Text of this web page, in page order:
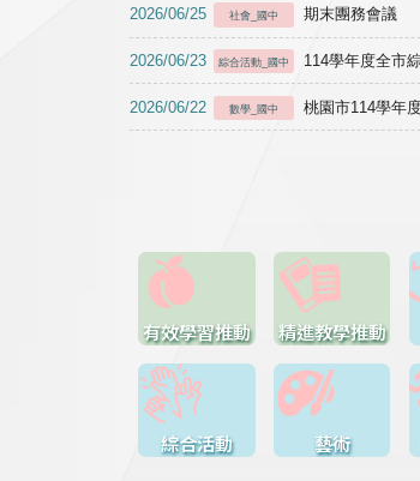
2026/06/25 社會_國中 期末團務會議
2026/06/23 綜合活動_國中 114學年度全市
2026/06/22 數學_國中 桃園市114學年
有效學習推動 精進教學推動
綜合活動 藝術